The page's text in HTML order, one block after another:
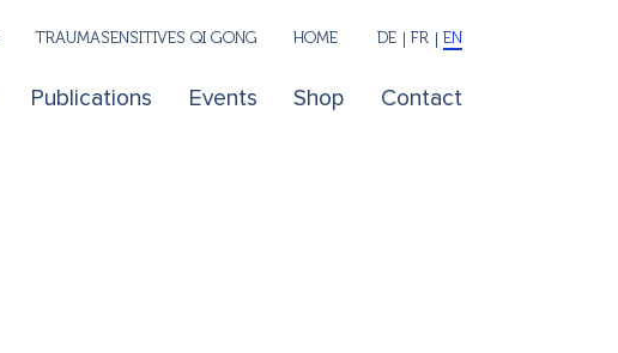
Publications Events Shop Contact
TRAUMASENSITIVES QI GONG HOME DE FR EN